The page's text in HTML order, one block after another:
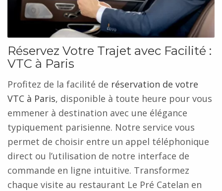
Réservez Votre Trajet avec Facilité :
VTC à Paris
Profitez de la facilité de réservation de votre
VTC à Paris, disponible à toute heure pour vous
emmener à destination avec une élégance
typiquement parisienne. Notre service vous
permet de choisir entre un appel téléphonique
direct ou l’utilisation de notre interface de
commande en ligne intuitive. Transformez
chaque visite au restaurant Le Pré Catelan en